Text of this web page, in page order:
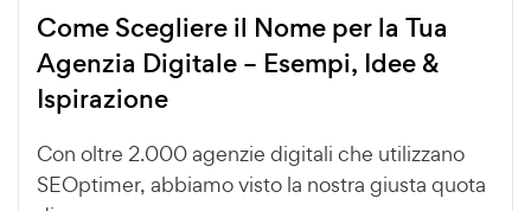
Come Scegliere il Nome per la Tua
Agenzia Digitale – Esempi, Idee &
Ispirazione
Con oltre 2.000 agenzie digitali che utilizzano
SEOptimer, abbiamo visto la nostra giusta quota